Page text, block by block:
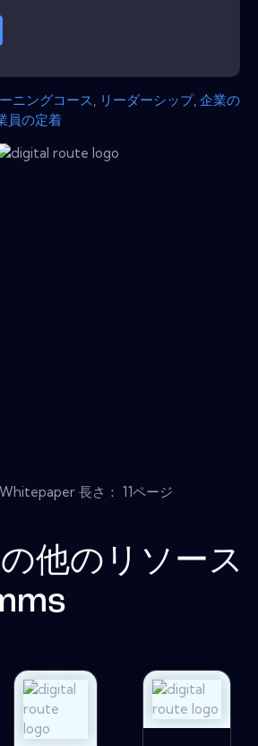
ニングコース リーダーシップ, 企業の
員の定着
長さ： 11ページ
他のリソース